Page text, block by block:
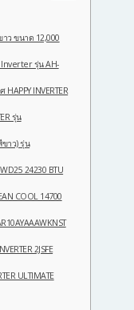
าว ขนาด 12,000
Inverter รุ่น AH-
HAPPY INVERTER
รุ่น
ขาว) รุ่น
24230 BTU
COOL 14700
2JSFE
ULTIMATE